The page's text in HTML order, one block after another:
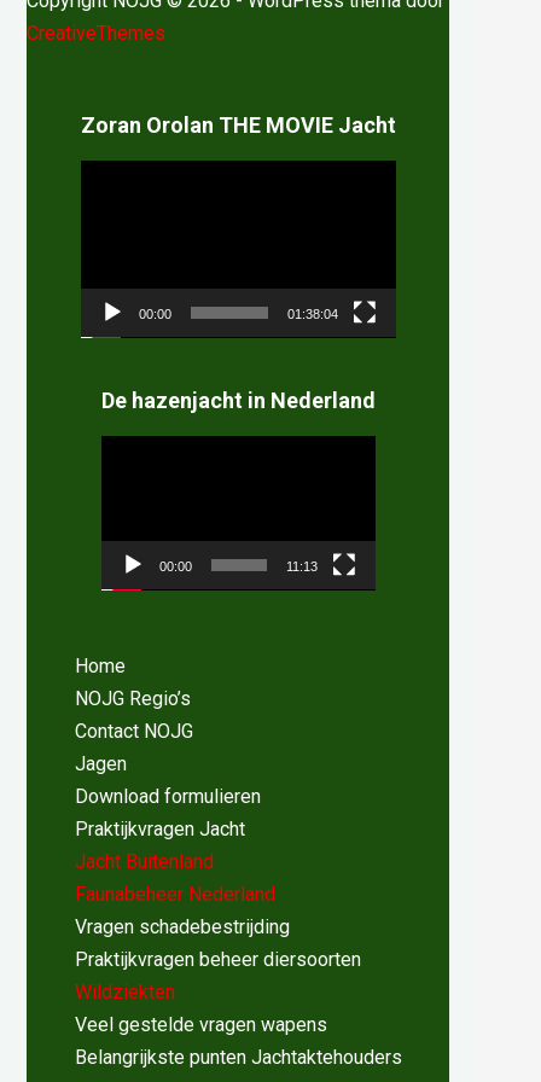
CreativeThemes
Zoran Orolan THE MOVIE Jacht
00:00 01:38:04
De hazenjacht in Nederland
00:00 11:13
Home
NOJG Regio’s
Contact NOJG
Jagen
Download formulieren
Praktijkvragen Jacht
Jacht Buitenland
Faunabeheer Nederland
Vragen schadebestrijding
Praktijkvragen beheer diersoorten
Wildziekten
Veel gestelde vragen wapens
Belangrijkste punten Jachtaktehouders